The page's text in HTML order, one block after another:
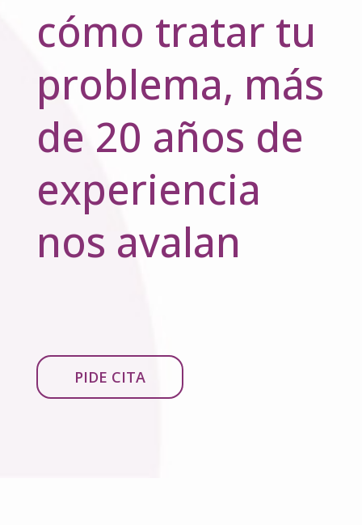
cómo tratar tu
problema, más
de 20 años de
experiencia
nos avalan
PIDE CITA